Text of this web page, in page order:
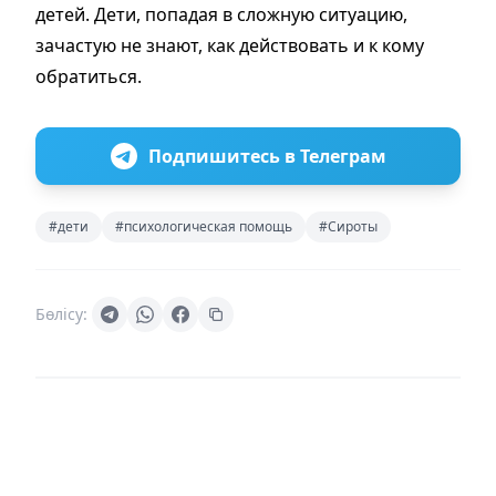
детей. Дети, попадая в сложную ситуацию,
зачастую не знают, как действовать и к кому
обратиться.
Подпишитесь в Телеграм
#дети #психологическая помощь #Сироты
Бөлісу: